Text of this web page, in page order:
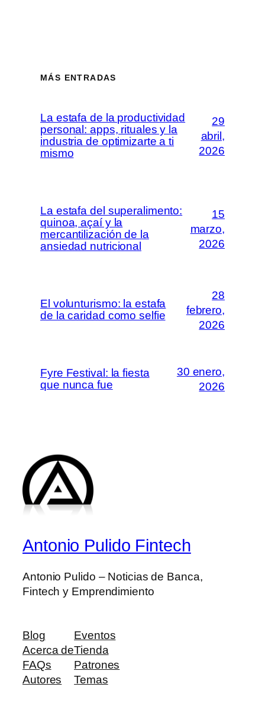
MÁS ENTRADAS
La estafa de la productividad
personal: apps, rituales y la
industria de optimizarte a ti
mismo
29
abril,
2026
La estafa del superalimento:
quinoa, açaí y la
mercantilización de la
ansiedad nutricional
15
marzo,
2026
El volunturismo: la estafa
de la caridad como selfie
28
febrero,
2026
Fyre Festival: la fiesta
que nunca fue
30 enero,
2026
Antonio Pulido Fintech
Antonio Pulido – Noticias de Banca,
Fintech y Emprendimiento
Blog
Acerca de
FAQs
Autores
Eventos
Tienda
Patrones
Temas